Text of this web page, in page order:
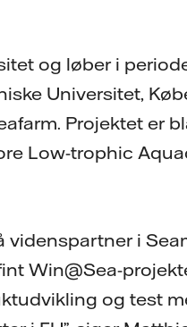
og løber i
Universitet,
Projektet er
Low-trophic
videnspartner i
Win@Sea-
og test